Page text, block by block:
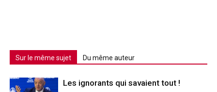
Sur le même sujet Du même auteur
Les ignorants qui savaient tout !